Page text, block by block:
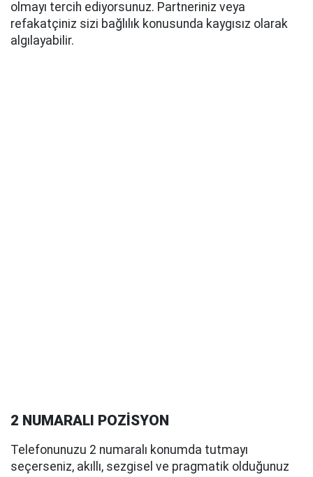
olmayı tercih ediyorsunuz. Partneriniz veya
refakatçiniz sizi bağlılık konusunda kaygısız olarak
algılayabilir.
2 NUMARALI POZİSYON
Telefonunuzu 2 numaralı konumda tutmayı
seçerseniz, akıllı, sezgisel ve pragmatik olduğunuz